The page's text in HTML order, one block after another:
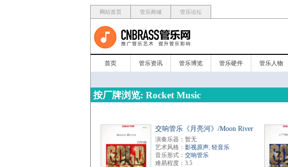
网站首页 管乐商城 管乐论坛
首页 管乐资讯 管乐博览 管乐硬件 管乐人物
按厂牌浏览: Rocket Music
交响管乐《月亮河》/Moon River
演奏乐器：暂无
艺术风格： 影视原声, 轻音乐
音乐形式： 交响管乐
难易程度：3.5